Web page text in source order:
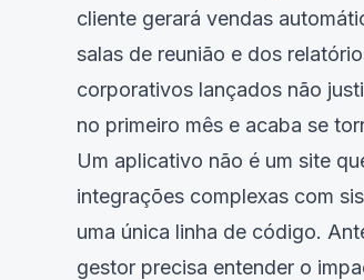
cliente gerará vendas
salas de reunião e dos
corporativos lançados não
no primeiro mês e acaba se
Um aplicativo não é um site
integrações complexas com
uma única linha de código.
gestor precisa entender o